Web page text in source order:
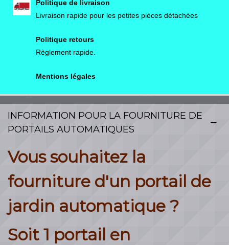
• Colisage : kit manuportable
Politique de livraison
Livraison rapide pour les petites pièces détachées
Politique retours
Règlement rapide.
Mentions légales
INFORMATION POUR LA FOURNITURE DE
PORTAILS AUTOMATIQUES
Vous souhaitez la
fourniture d'un portail de
jardin automatique ?
Soit 1 portail en